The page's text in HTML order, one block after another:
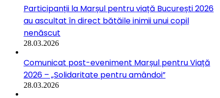
Participanții la Marșul pentru viață București 2026
au ascultat în direct bătăile inimii unui copil
nenăscut
28.03.2026
Comunicat post-eveniment Marșul pentru Viață
2026 – „Solidaritate pentru amândoi”
28.03.2026